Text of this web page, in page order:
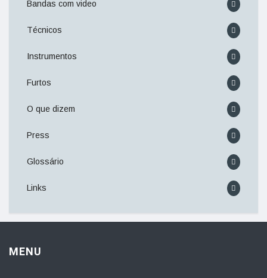
Bandas com video
Técnicos
Instrumentos
Furtos
O que dizem
Press
Glossário
Links
MENU